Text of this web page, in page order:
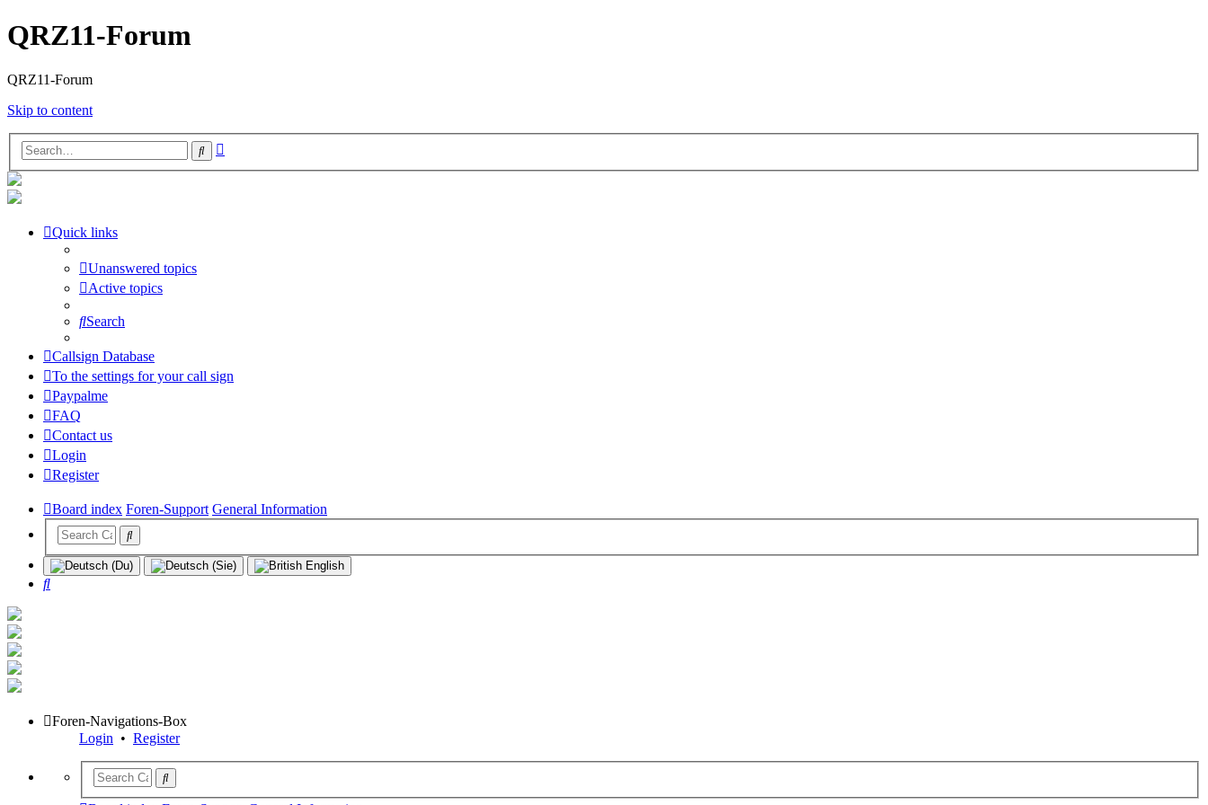
QRZ11-Forum
QRZ11-Forum
Skip to content
Search
Quick links
Unanswered topics
Active topics
Search
Callsign Database
To the settings for your call sign
Paypalme
FAQ
Contact us
Login
Register
Board index Foren-Support General Information
Search
Foren-Navigations-Box
Login • Register